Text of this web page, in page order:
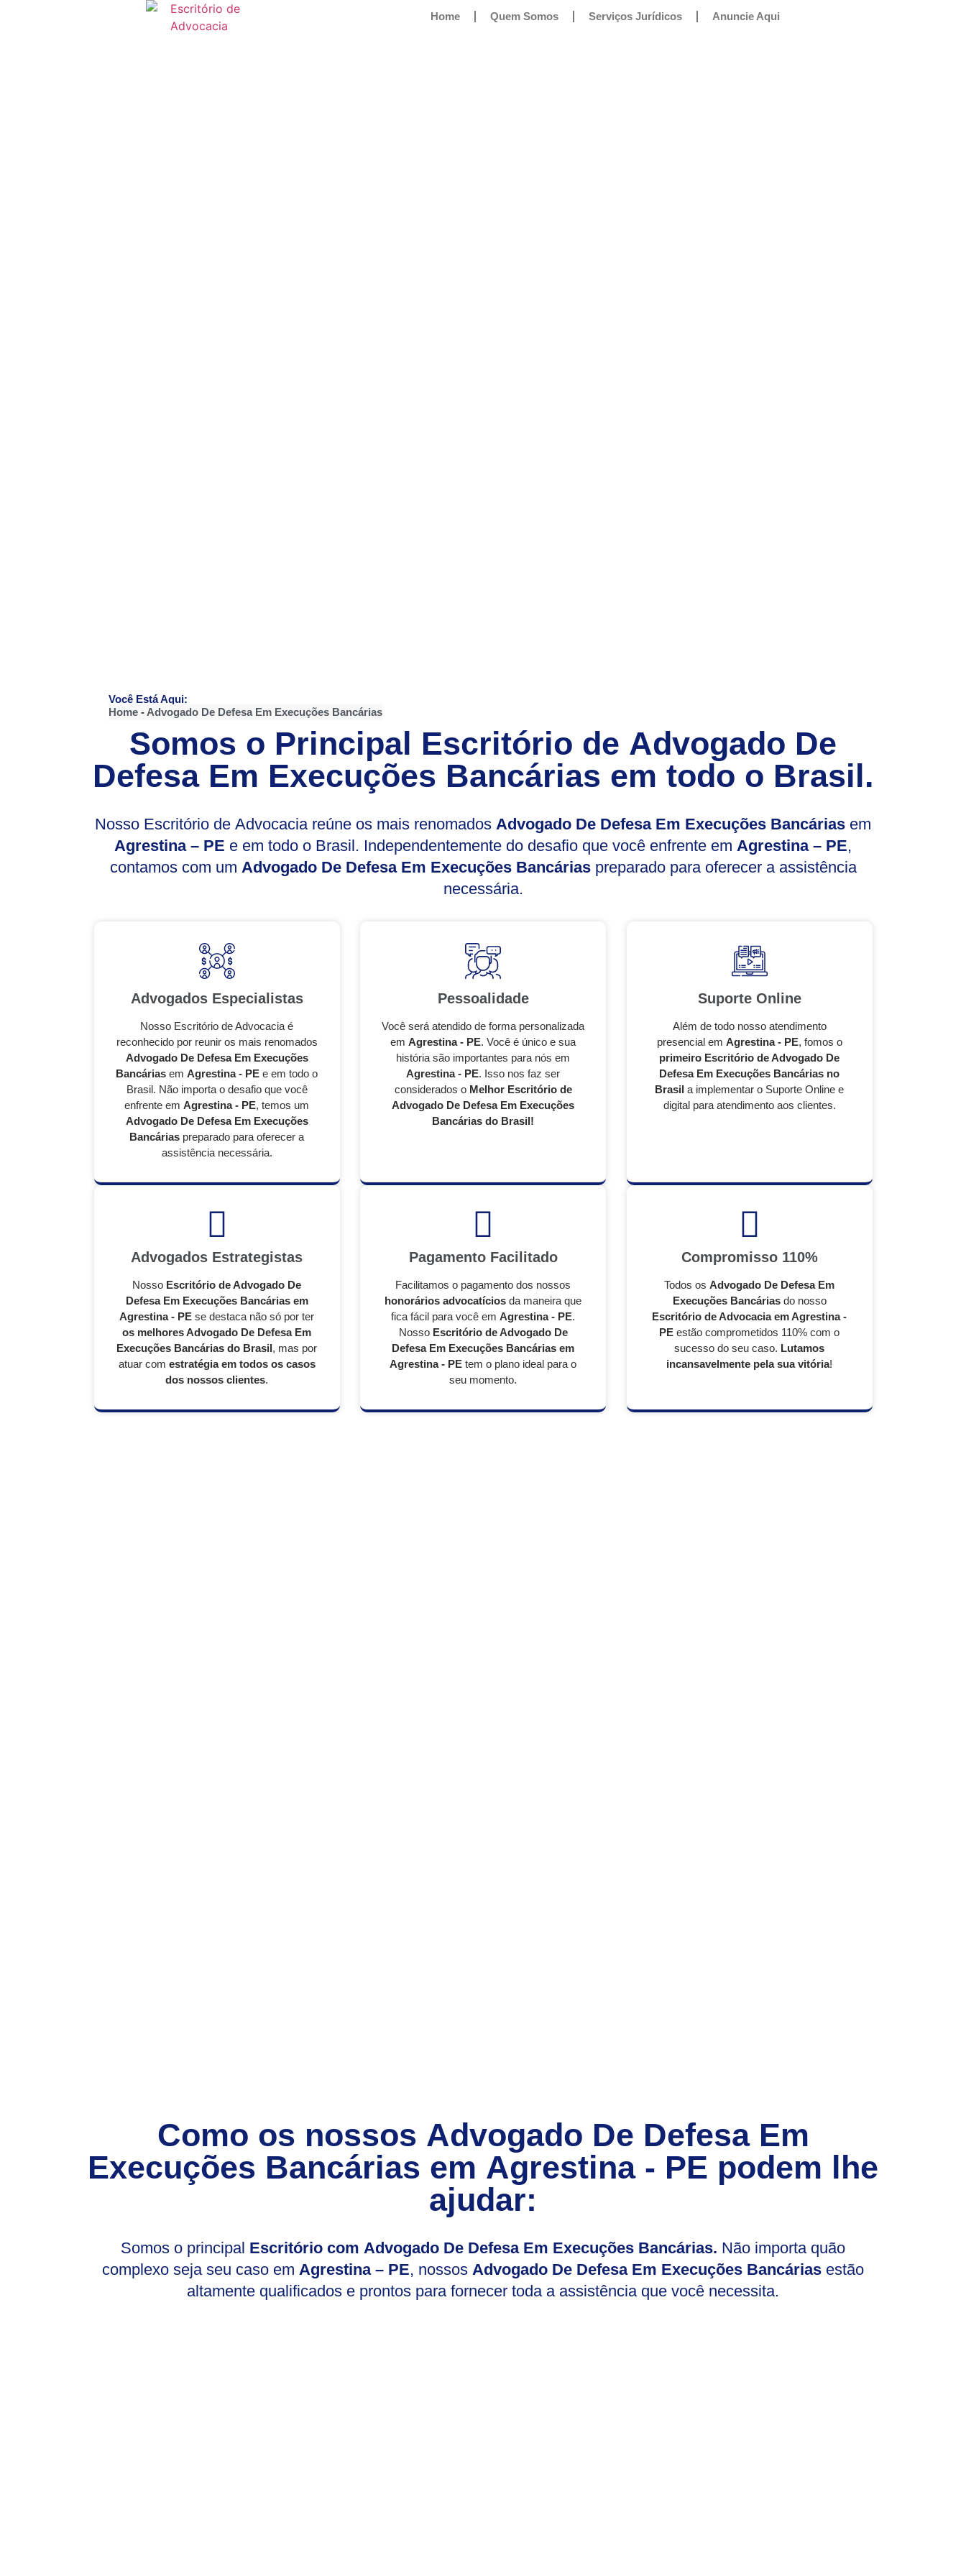
Home Quem Somos Serviços Jurídicos Anuncie Aqui
Você Está Aqui:
Home- Advogado De Defesa Em Execuções Bancárias
Somos o Principal Escritório de Advogado De
Defesa Em Execuções Bancárias em todo o Brasil.
Nosso Escritório de Advocacia reúne os mais renomados Advogado De Defesa Em Execuções Bancárias em
Agrestina – PE e em todo o Brasil. Independentemente do desafio que você enfrente em Agrestina – PE,
contamos com um Advogado De Defesa Em Execuções Bancáriaspreparado para oferecer a assistência
necessária.
Advogados Especialistas
Nosso Escritório de Advocacia é
reconhecido por reunir os mais renomados
Advogado De Defesa Em Execuções
Bancárias em Agrestina - PE e em todo o
Brasil. Não importa o desafio que você
enfrente em Agrestina - PE, temos um
Advogado De Defesa Em Execuções
Bancárias preparado para oferecer a
assistência necessária.
Pessoalidade
Você será atendido de forma personalizada
em Agrestina - PE. Você é único e sua
história são importantes para nós em
Agrestina - PE. Isso nos faz ser
considerados o Melhor Escritório de
Advogado De Defesa Em Execuções
Bancárias do Brasil!
Suporte Online
Além de todo nosso atendimento
presencial em Agrestina - PE, fomos o
primeiro Escritório de Advogado De
Defesa Em Execuções Bancárias no
Brasil a implementar o Suporte Online e
digital para atendimento aos clientes.
Advogados Estrategistas
Nosso Escritório de Advogado De
Defesa Em Execuções Bancárias em
Agrestina - PE se destaca não só por ter
os melhores Advogado De Defesa Em
Execuções Bancárias do Brasil, mas por
atuar com estratégia em todos os casos
dos nossos clientes.
Pagamento Facilitado
Facilitamos o pagamento dos nossos
honorários advocatícios da maneira que
fica fácil para você em Agrestina - PE.
Nosso Escritório de Advogado De
Defesa Em Execuções Bancárias em
Agrestina - PE tem o plano ideal para o
seu momento.
Compromisso 110%
Todos os Advogado De Defesa Em
Execuções Bancáriasdo nosso
Escritório de Advocacia em Agrestina -
PE estão comprometidos 110% com o
sucesso do seu caso. Lutamos
incansavelmente pela sua vitória!
Como os nossos Advogado De Defesa Em
Execuções Bancárias em Agrestina - PE podem lhe
ajudar:
Somos o principal Escritório com Advogado De Defesa Em Execuções Bancárias. Não importa quão
complexo seja seu caso em Agrestina – PE, nossos Advogado De Defesa Em Execuções Bancárias estão
altamente qualificados e prontos para fornecer toda a assistência que você necessita.